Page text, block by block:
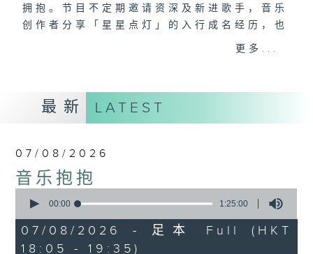
拥抱。节目不定期邀请资深及新进歌手，音乐
创作者分享「星星点灯」的入行成名经历，也
会请热爱音乐的听众到现场述说「乐光情
验轻松自在的音乐抱抱!
更多...
最新 LATEST
07/08/2026
音乐抱抱
seconds
1
hour,
25
00:00 1:25:00
07/08/2026 - 足本 Full (HKT
18:05 - 19:35)